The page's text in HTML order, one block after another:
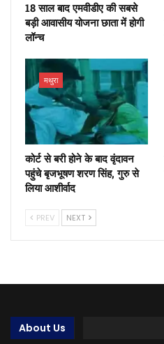
18 साल बाद एमवीडीए की सबसे
बड़ी आवासीय योजना छाता में होगी
लॉन्च
मथुरा
कोर्ट से बरी होने के बाद वृंदावन
पहुंचे बृजभूषण शरण सिंह, गुरु से
लिया आशीर्वाद
PREV NEXT
About Us